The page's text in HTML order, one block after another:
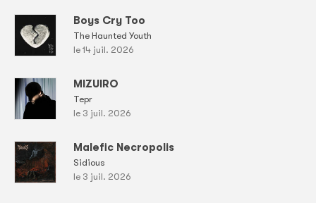
Boys Cry Too
The Haunted Youth
le 14 juil. 2026
MIZUIRO
Tepr
le 3 juil. 2026
Malefic Necropolis
Sidious
le 3 juil. 2026